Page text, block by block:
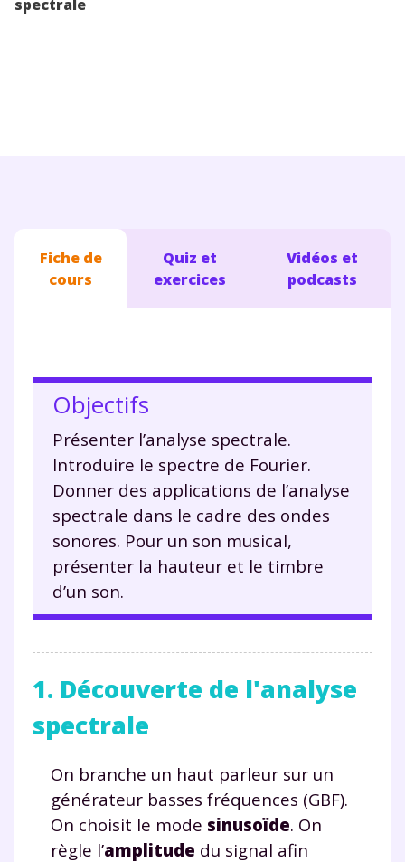
spectrale
Fiche de
cours
Quiz et
exercices
Vidéos et
podcasts
Objectifs
Présenter l’analyse spectrale.
Introduire le spectre de Fourier.
Donner des applications de l’analyse
spectrale dans le cadre des ondes
sonores. Pour un son musical,
présenter la hauteur et le timbre
d’un son.
1. Découverte de l'analyse
spectrale
On branche un haut parleur sur un
générateur basses fréquences (GBF).
On choisit le mode sinusoïde. On
règle l’amplitude du signal afin